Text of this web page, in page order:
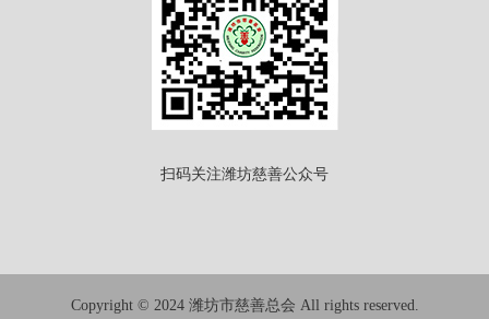
扫码关注潍坊慈善公众号
Copyright © 2024 潍坊市慈善总会 All rights reserved.